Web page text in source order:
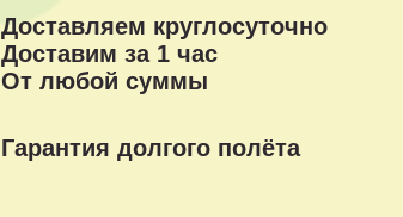
Доставляем круглосуточно
Доставим за 1 час
От любой суммы
Гарантия долгого полёта